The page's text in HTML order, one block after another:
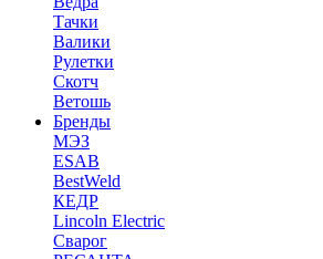
Тачки
Валики
Рулетки
Скотч
Ветошь
Бренды
МЭЗ
ESAB
BestWeld
КЕДР
Lincoln Electric
Сварог